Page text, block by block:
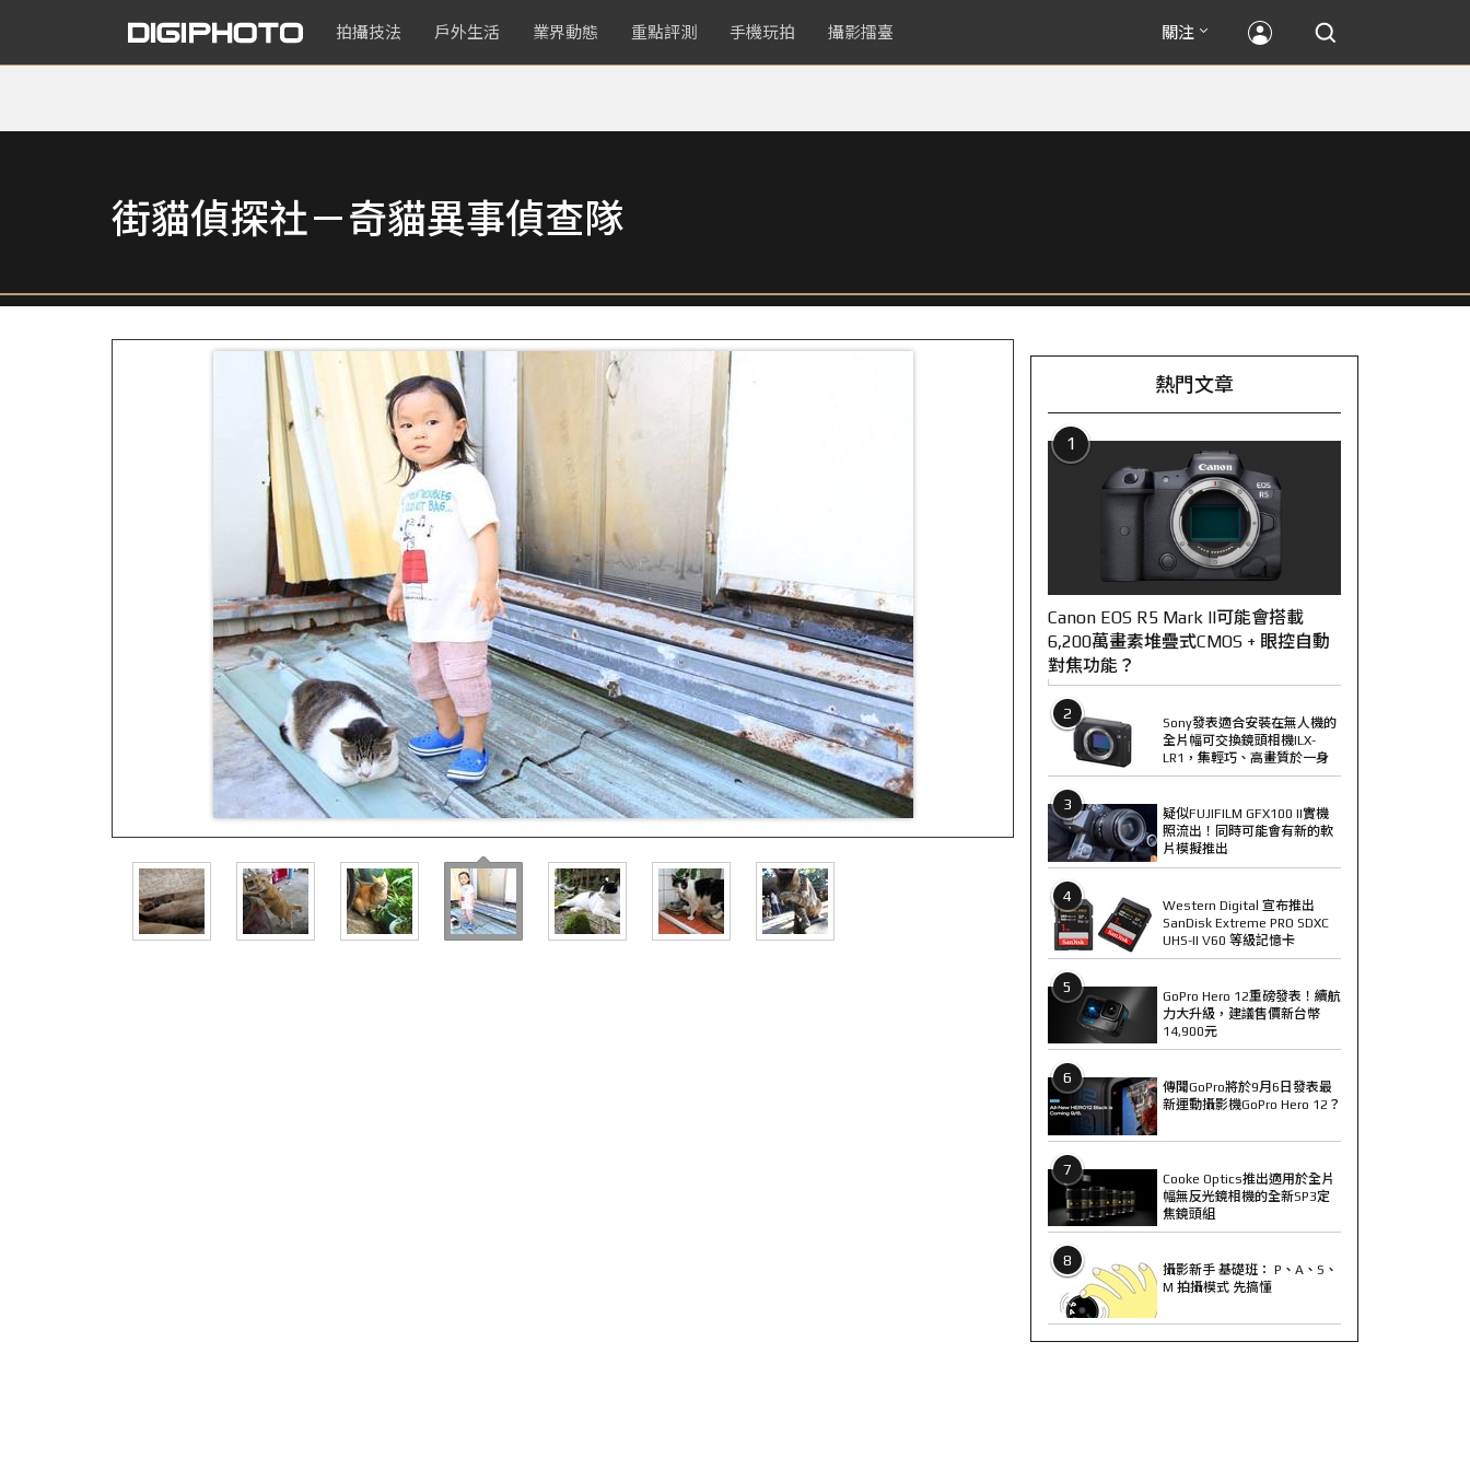
拍攝技法 戶外生活 業界動態 重點評測 手機玩拍 攝影擂臺 關注
街貓偵探社－奇貓異事偵查隊
熱門文章
1
Canon EOS R5 Mark II可能會搭載
6,200萬畫素堆疊式CMOS + 眼控自動
對焦功能？
2
Sony發表適合安裝在無人機的
全片幅可交換鏡頭相機ILX-
LR1，集輕巧、高畫質於一身
3
疑似FUJIFILM GFX100 II實機
照流出！同時可能會有新的軟
片模擬推出
4
Western Digital 宣布推出
SanDisk Extreme PRO SDXC
UHS-II V60 等級記憶卡
5
GoPro Hero 12重磅發表！續航
力大升級，建議售價新台幣
14,900元
6
傳聞GoPro將於9月6日發表最
新運動攝影機GoPro Hero 12？
7
Cooke Optics推出適用於全片
幅無反光鏡相機的全新SP3定
焦鏡頭組
8
攝影新手 基礎班： P、A、S、
M 拍攝模式 先搞懂